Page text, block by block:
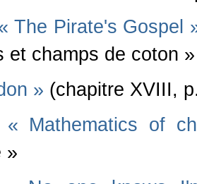
The Pirate's Gospel
et champs de coton »
» (chapitre XVIII,
« Mathematics of
»